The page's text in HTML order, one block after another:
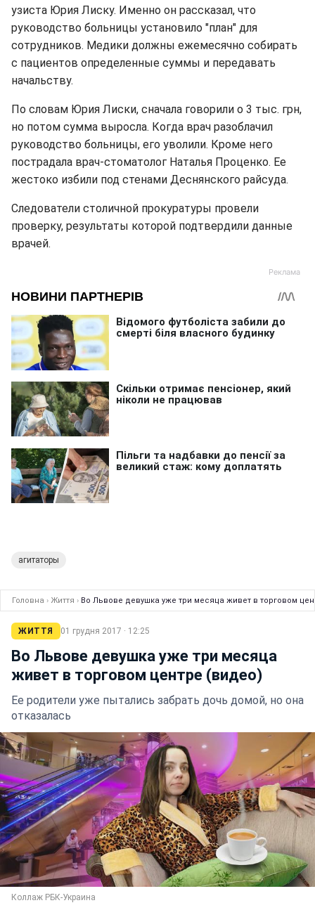
узиста Юрия Лиску. Именно он рассказал, что
руководство больницы установило "план" для
сотрудников. Медики должны ежемесячно собирать
с пациентов определенные суммы и передавать
начальству.
По словам Юрия Лиски, сначала говорили о 3 тыс. грн,
но потом сумма выросла. Когда врач разоблачил
руководство больницы, его уволили. Кроме него
пострадала врач-стоматолог Наталья Проценко. Ее
жестоко избили под стенами Деснянского райсуда.
Следователи столичной прокуратуры провели
проверку, результаты которой подтвердили данные
врачей.
агитаторы
Головна › Життя › Во Львове девушка уже три месяца живет в торговом
ЖИТТЯ 01 грудня 2017 · 12:25
Во Львове девушка уже три месяца
живет в торговом центре (видео)
Ее родители уже пытались забрать дочь домой, но она
отказалась
Коллаж РБК-Украина